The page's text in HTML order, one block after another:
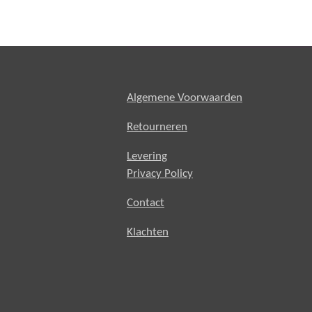
Algemene Voorwaarden
Retourneren
Levering
Privacy Policy
Contact
Klachten